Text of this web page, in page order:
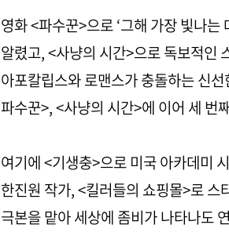
영화 <파수꾼>으로 ‘그해 가장 빛나
알렸고, <사냥의 시간>으로 독보적인
아포칼립스와 로맨스가 충돌하는 신
파수꾼>, <사냥의 시간>에 이어 세 번
여기에 <기생충>으로 미국 아카데미
한진원 작가, <킬러들의 쇼핑몰>로
극본을 맡아 세상에 좀비가 나타나도